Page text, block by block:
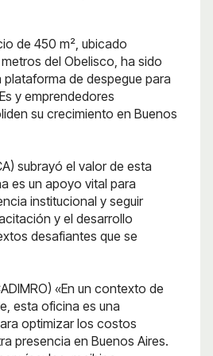
de 450 m², ubicado
del Obelisco, ha sido
de despegue para
y emprendedores
su crecimiento en Buenos
subrayó el valor de esta
es un apoyo vital para
institucional y seguir
y el desarrollo
desafiantes que se
«En un contexto de
esta oficina es una
optimizar los costos
presencia en Buenos Aires.